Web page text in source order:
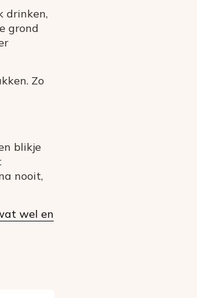
drinken,
grond
Zo
blikje
nooit,
wel en